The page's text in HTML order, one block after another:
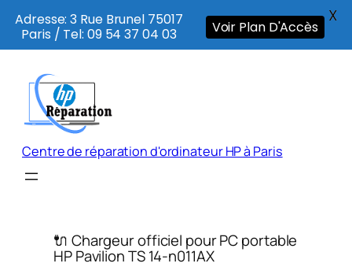
contenu
Centre de réparation d'ordinateur HP à Paris
🔌 Chargeur officiel pour PC portable
HP Pavilion TS 14-n011AX
Adresse: 3 Rue Brunel 75017
Paris / Tel: 09 54 37 04 03
Voir Plan D'Accès
X